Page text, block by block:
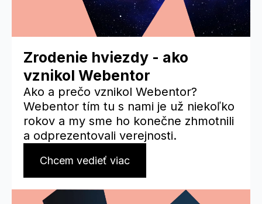
Zrodenie hviezdy - ako
vznikol Webentor
Ako a prečo vznikol Webentor?
Webentor tím tu s nami je už niekoľko
rokov a my sme ho konečne zhmotnili
a odprezentovali verejnosti.
Chcem vedieť viac